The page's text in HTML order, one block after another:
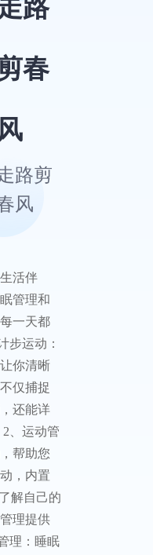
路
春
风
路剪
风
活伴
管理和
一天都
步运动：
你清晰
仅捕捉
还能详
、运动管
帮助您
，内置
解自己的
理提供
理：睡眠